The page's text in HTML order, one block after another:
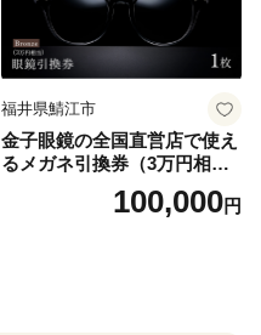
福井県鯖江市
金子眼鏡の全国直営店で使え
るメガネ引換券（3万円相
100,000円